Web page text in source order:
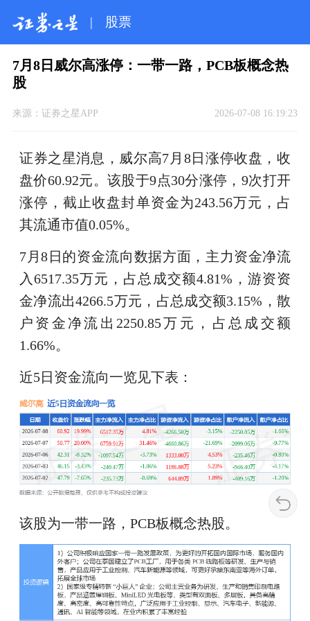
| 股票
7月8日威尔高涨停：一带一路，PCB板概念热
股
来源： 证券之星APP 2026-07-08 16:19:23
证券之星消息，威尔高7月8日涨停收盘，收
盘价60.92元。该股于9点30分涨停，9次打开
涨停，截止收盘封单资金为243.56万元，占
其流通市值0.05%。
7月8日的资金流向数据方面，主力资金净流
入6517.35万元，占总成交额4.81%，游资资
金净流出4266.5万元，占总成交额3.15%，散
户资金净流出2250.85万元，占总成交额
1.66%。
近5日资金流向一览见下表：
该股为一带一路，PCB板概念热股。